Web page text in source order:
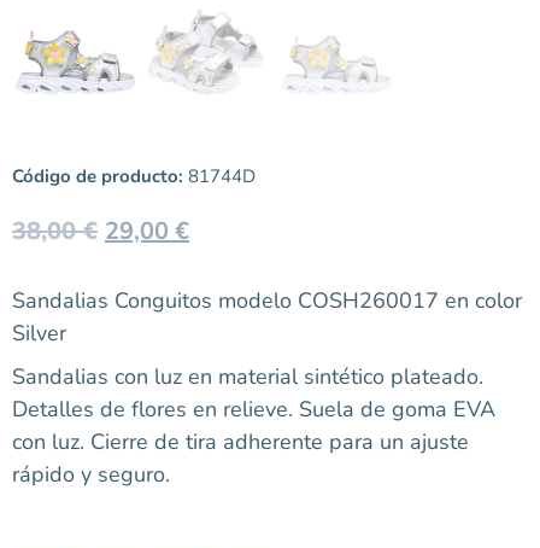
Código de producto: 81744D
38,00€ 29,00 €
Sandalias Conguitos modelo COSH260017 en color
Silver
Sandalias con luz en material sintético plateado.
Detalles de flores en relieve. Suela de goma EVA
con luz. Cierre de tira adherente para un ajuste
rápido y seguro.